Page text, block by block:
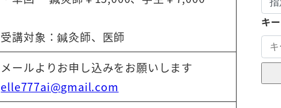
受講対象：鍼灸師、医師
メールよりお申し込みをお願いします
elle777ai@gmail.com
キ